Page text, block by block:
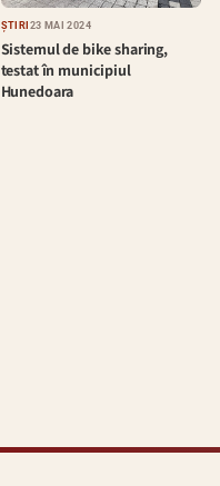
ȘTIRI 23 MAI 2024
Sistemul de bike sharing,
testat în municipiul
Hunedoara